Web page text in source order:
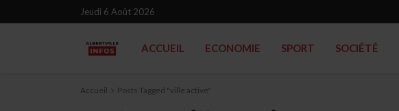
Jeudi 6 Août 2026
ACCUEIL ECONOMIE SPORT SOCIÉTÉ
Accueil Posts Tagged "ville active"